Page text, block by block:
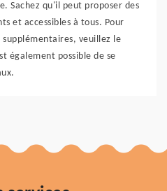
Sachez qu'il peut proposer des
et accessibles à tous. Pour
veuillez le
également possible de se